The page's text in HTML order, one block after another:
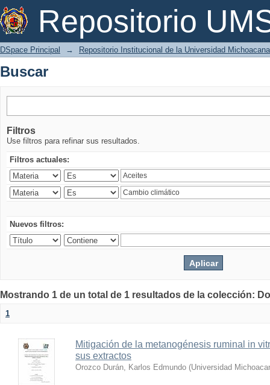
Repositorio
Buscar
DSpace Principal → Repositorio Institucional de la Universidad
Buscar
Filtros
Use filtros para refinar sus resultados.
Filtros actuales:
Nuevos filtros:
Mostrando 1 de un total de 1 resultados de la colección:
1
Mitigación de la metanogénesis ruminal in
sus extractos
Orozco Durán, Karlos Edmundo (Universidad